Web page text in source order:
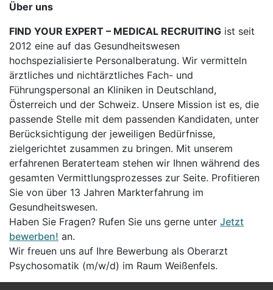
Über uns
FIND YOUR EXPERT – MEDICAL RECRUITING ist seit
2012 eine auf das Gesundheitswesen
hochspezialisierte Personalberatung. Wir vermitteln
ärztliches und nichtärztliches Fach- und
Führungspersonal an Kliniken in Deutschland,
Österreich und der Schweiz. Unsere Mission ist es, die
passende Stelle mit dem passenden Kandidaten, unter
Berücksichtigung der jeweiligen Bedürfnisse,
zielgerichtet zusammen zu bringen. Mit unserem
erfahrenen Beraterteam stehen wir Ihnen während des
gesamten Vermittlungsprozesses zur Seite. Profitieren
Sie von über 13 Jahren Markterfahrung im
Gesundheitswesen.
Haben Sie Fragen? Rufen Sie uns gerne unter Jetzt
bewerben! an.
Wir freuen uns auf Ihre Bewerbung als Oberarzt
Psychosomatik (m/w/d) im Raum Weißenfels.